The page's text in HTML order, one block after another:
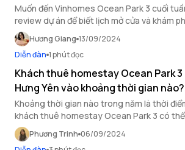
Muốn đến Vinhomes Ocean Park 3 cuối
review dự án để biết lịch mở cửa và khám
dẫn tại khu đô thị này nhé!
Hương Giang 13/09/2024
Diễn đàn 1 phút đọc
Khách thuê homestay Ocean Park
Hưng Yên vào khoảng thời gian nào?
Khoảng thời gian nào trong năm là thời
khách thuê homestay Ocean Park 3 có
khám phá Hưng Yên? Tìm hiểu rõ qua bài
Phương Trinh 06/09/2024